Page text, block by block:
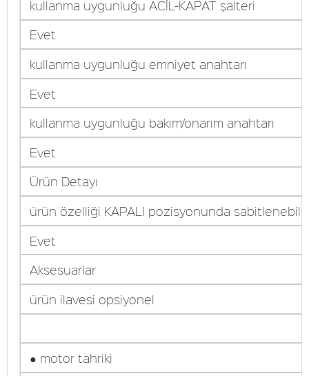
kullanma uygunluğu ACİL-KAPAT şalteri
Evet
kullanma uygunluğu emniyet anahtarı
Evet
kullanma uygunluğu bakım/onarım anahtarı
Evet
Ürün Detayı
ürün özelliği KAPALI pozisyonunda sabitlenebilir
Evet
Aksesuarlar
ürün ilavesi opsiyonel
● motor tahriki